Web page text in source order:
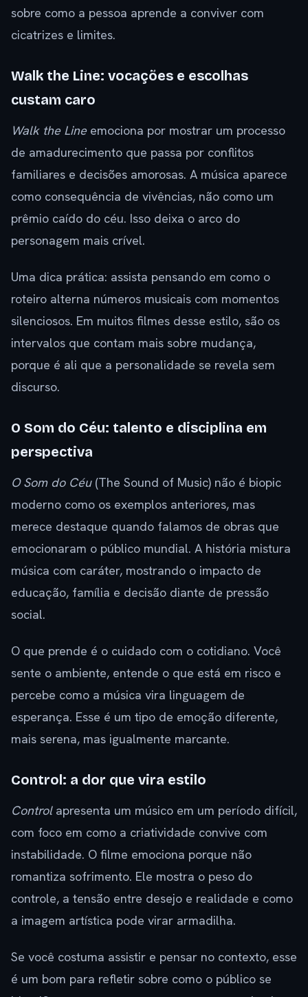
sobre como a pessoa aprende a conviver com
cicatrizes e limites.
Walk the Line: vocações e escolhas
custam caro
Walk the Lineemociona por mostrar um processo
de amadurecimento que passa por conflitos
familiares e decisões amorosas. A música aparece
como consequência de vivências, não como um
prêmio caído do céu. Isso deixa o arco do
personagem mais crível.
Uma dica prática: assista pensando em como o
roteiro alterna números musicais com momentos
silenciosos. Em muitos filmes desse estilo, são os
intervalos que contam mais sobre mudança,
porque é ali que a personalidade se revela sem
discurso.
O Som do Céu: talento e disciplina em
perspectiva
O Som do Céu(The Sound of Music) não é biopic
moderno como os exemplos anteriores, mas
merece destaque quando falamos de obras que
emocionaram o público mundial. A história mistura
música com caráter, mostrando o impacto de
educação, família e decisão diante de pressão
social.
O que prende é o cuidado com o cotidiano. Você
sente o ambiente, entende o que está em risco e
percebe como a música vira linguagem de
esperança. Esse é um tipo de emoção diferente,
mais serena, mas igualmente marcante.
Control: a dor que vira estilo
Controlapresenta um músico em um período difícil,
com foco em como a criatividade convive com
instabilidade. O filme emociona porque não
romantiza sofrimento. Ele mostra o peso do
controle, a tensão entre desejo e realidade e como
a imagem artística pode virar armadilha.
Se você costuma assistir e pensar no contexto, esse
é um bom para refletir sobre como o público se